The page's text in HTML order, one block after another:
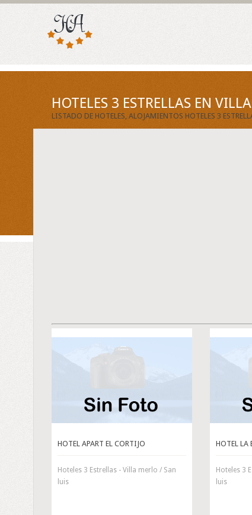
HOTELES 3 ESTRELLAS EN
LISTADO DE HOTELES, ALOJAMIENTOS HOTELES 3
HOTEL APART EL CORTIJO
Hoteles 3 Estrellas - Villa merlo / San
luis
HOTEL LA
Hoteles 3
luis